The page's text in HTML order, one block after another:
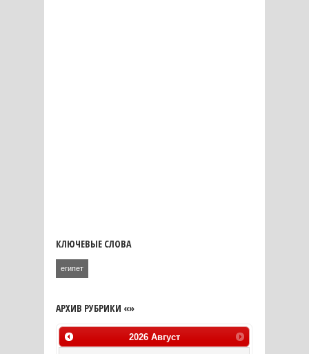
КЛЮЧЕВЫЕ СЛОВА
египет
АРХИВ РУБРИКИ «»
2026 Август